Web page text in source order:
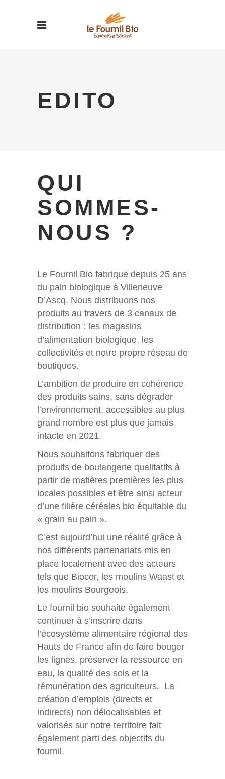
EDITO
QUI
SOMMES-
NOUS ?
Le Fournil Bio fabrique depuis 25 ans
du pain biologique à Villeneuve
D’Ascq. Nous distribuons nos
produits au travers de 3 canaux de
distribution : les magasins
d’alimentation biologique, les
collectivités et notre propre réseau de
boutiques.
L’ambition de produire en cohérence
des produits sains, sans dégrader
l’environnement, accessibles au plus
grand nombre est plus que jamais
intacte en 2021.
Nous souhaitons fabriquer des
produits de boulangerie qualitatifs à
partir de matières premières les plus
locales possibles et être ainsi acteur
d’une filière céréales bio équitable du
« grain au pain ».
C’est aujourd’hui une réalité grâce à
nos différents partenariats mis en
place localement avec des acteurs
tels que Biocer, les moulins Waast et
les moulins Bourgeois.
Le fournil bio souhaite également
continuer à s’inscrire dans
l’écosystème alimentaire régional des
Hauts de France afin de faire bouger
les lignes, préserver la ressource en
eau, la qualité des sols et la
rémunération des agriculteurs. La
création d’emplois (directs et
indirects) non délocalisables et
valorisés sur notre territoire fait
également parti des objectifs du
fournil.